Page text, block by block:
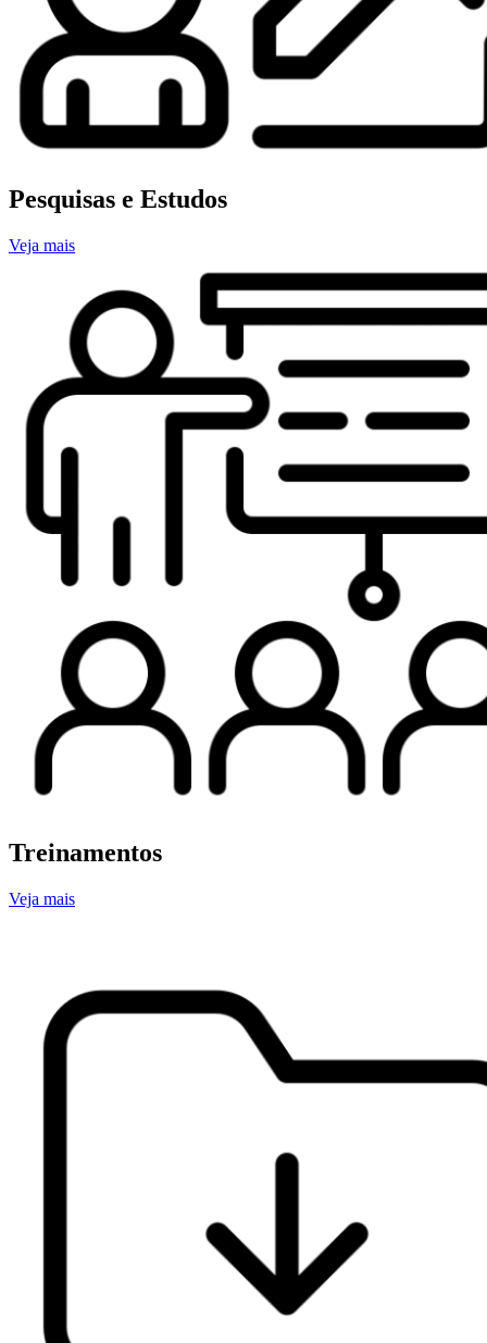
Pesquisas e Estudos
Veja mais
Treinamentos
Veja mais